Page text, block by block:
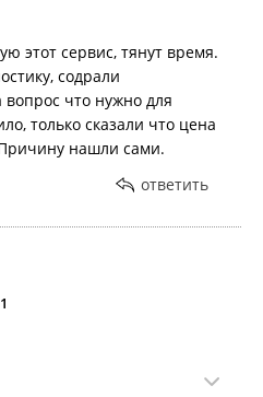
этот сервис, тянут время.
содрали
вопрос что нужно для
только сказали что цена
нашли сами.
ответить
1